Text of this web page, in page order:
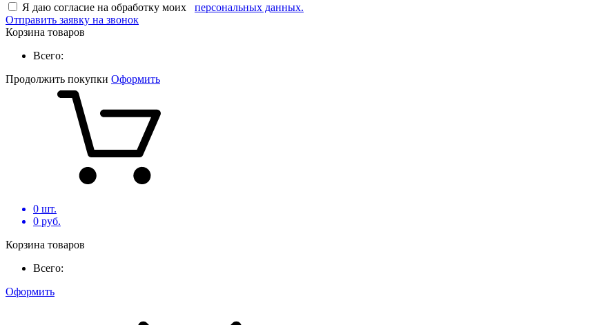
Я даю согласие на обработку моих
персональных данных.
Отправить заявку на звонок
Корзина товаров
Всего:
Продолжить покупки Оформить
0 шт.
0 руб.
Корзина товаров
Всего:
Оформить